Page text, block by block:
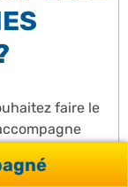
faire le